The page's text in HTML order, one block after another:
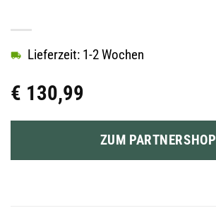
€ 130,99
Lieferzeit: 1-2 Wochen
ZUM PARTNERSHOP